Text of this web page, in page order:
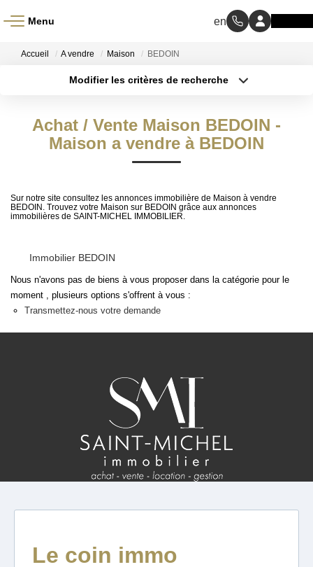
Menu
À VENDRE
À LOUER
Transaction
BIENS VENDUS
NOS AVIS CLIENTS CERTIFIÉS
EXTRANET LOCATAIRES /
PROPRIÉTAIRES BAILLEURS
RÉSEAUX SOCIAUX
NOS ACTUALITÉS
Accueil A vendre Maison BEDOIN
Modifier les critères de recherche
Sélectionnez...
Type de bien
Surface min
Plus de critères
Achat / Vente Maison BEDOIN -
Maison a vendre à BEDOIN
Sur notre site consultez les annonces immobilière de Maison à vendre
BEDOIN. Trouvez votre Maison sur BEDOIN grâce aux annonces
immobilières de SAINT-MICHEL IMMOBILIER.
Immobilier BEDOIN
Nous n'avons pas de biens à vous proposer dans la catégorie pour le
moment , plusieurs options s'offrent à vous :
Transmettez-nous votre demande